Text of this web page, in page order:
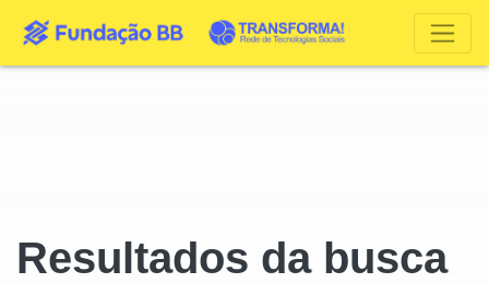
Resultados da busca